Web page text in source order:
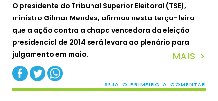
O presidente do Tribunal Superior Eleitoral (TSE),
ministro Gilmar Mendes, afirmou nesta terça-feira
que a ação contra a chapa vencedora da eleição
presidencial de 2014 será levara ao plenário para
julgamento em maio.
MAIS >
SEJA O PRIMEIRO A COMENTAR